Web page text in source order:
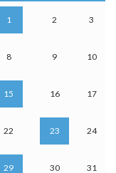
1 2 3
8 9 10
15 16 17
22 23 24
29 30 31